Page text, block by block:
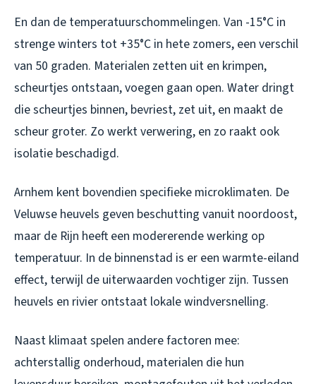
En dan de temperatuurschommelingen. Van -15°C in
strenge winters tot +35°C in hete zomers, een verschil
van 50 graden. Materialen zetten uit en krimpen,
scheurtjes ontstaan, voegen gaan open. Water dringt
die scheurtjes binnen, bevriest, zet uit, en maakt de
scheur groter. Zo werkt verwering, en zo raakt ook
isolatie beschadigd.
Arnhem kent bovendien specifieke microklimaten. De
Veluwse heuvels geven beschutting vanuit noordoost,
maar de Rijn heeft een modererende werking op
temperatuur. In de binnenstad is er een warmte-eiland
effect, terwijl de uiterwaarden vochtiger zijn. Tussen
heuvels en rivier ontstaat lokale windversnelling.
Naast klimaat spelen andere factoren mee:
achterstallig onderhoud, materialen die hun